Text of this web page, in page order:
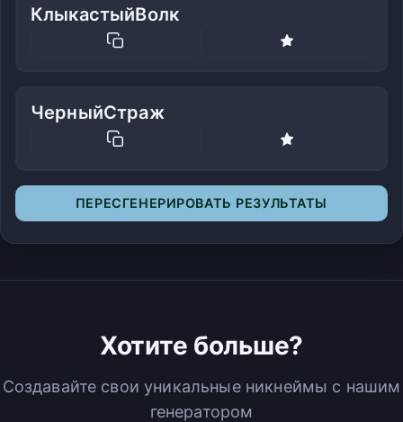
КлыкастыйВолк
ЧерныйСтраж
ПЕРЕСГЕНЕРИРОВАТЬ РЕЗУЛЬТАТЫ
Хотите больше?
Создавайте свои уникальные никнеймы с нашим
генератором